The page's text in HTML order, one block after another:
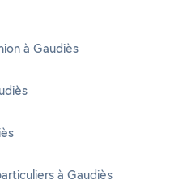
à Gaudiès
à Gaudiès